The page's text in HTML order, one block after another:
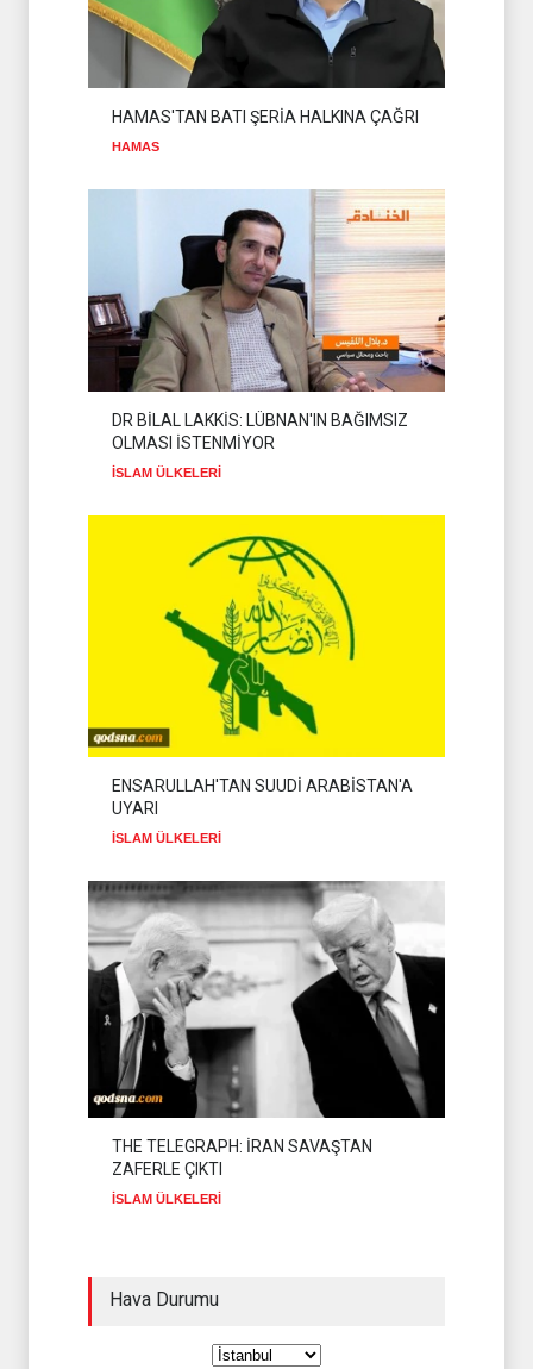
SADULLAH ZAREİ MEKKE
DEĞERLENDİRDİ
08 Ağustos 2026
HAMAS'TAN BATI ŞERİA HALKINA ÇAĞRI
HAMAS
DR BİLAL LAKKİS: LÜBNAN'IN BAĞIMSIZ
OLMASI İSTENMİYOR
İSLAM ÜLKELERİ
ENSARULLAH'TAN SUUDİ ARABİSTAN'A
UYARI
İSLAM ÜLKELERİ
THE TELEGRAPH: İRAN SAVAŞTAN
ZAFERLE ÇIKTI
İSLAM ÜLKELERİ
Hava Durumu